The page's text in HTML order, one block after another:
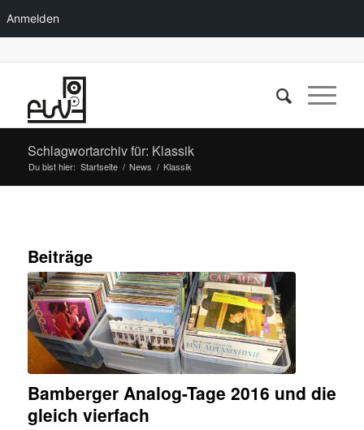
Anmelden
Schlagwortarchiv für: Klassik
Du bist hier: Startseite / News / Klassik
Beiträge
Bamberger Analog-Tage 2016 und die
gleich vierfach